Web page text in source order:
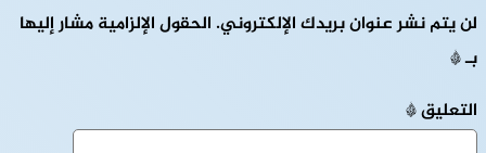
لن يتم نشر عنوان بريدك الإلكتروني. الحقول الإلزامية مشار إليها
بـ*
التعليق*